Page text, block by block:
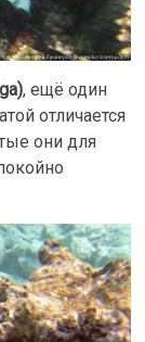
, ещё один
отличается
они для